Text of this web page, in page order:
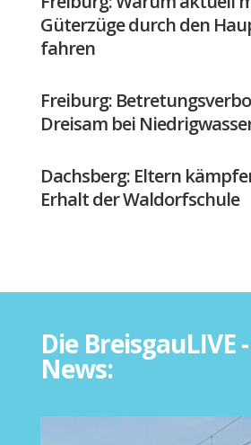
Güterzüge durch den
fahren
Freiburg:
Dreisam bei
Dachsberg: Eltern
Erhalt der Waldorfschule
Die BreisgauLIVE
News: